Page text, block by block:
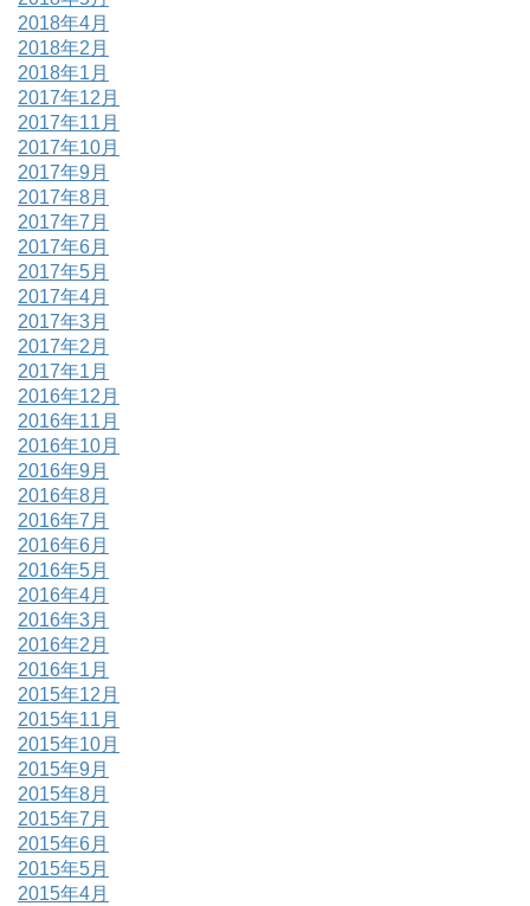
2018年4月
2018年2月
2018年1月
2017年12月
2017年11月
2017年10月
2017年9月
2017年8月
2017年7月
2017年6月
2017年5月
2017年4月
2017年3月
2017年2月
2017年1月
2016年12月
2016年11月
2016年10月
2016年9月
2016年8月
2016年7月
2016年6月
2016年5月
2016年4月
2016年3月
2016年2月
2016年1月
2015年12月
2015年11月
2015年10月
2015年9月
2015年8月
2015年7月
2015年6月
2015年5月
2015年4月